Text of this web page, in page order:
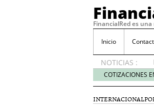
FinancialRed es
Inicio
NOTICIAS :
COTIZACIONES
INTERNACIONAL